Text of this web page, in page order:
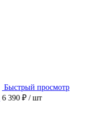
Быстрый просмотр
6 390 ₽ / шт